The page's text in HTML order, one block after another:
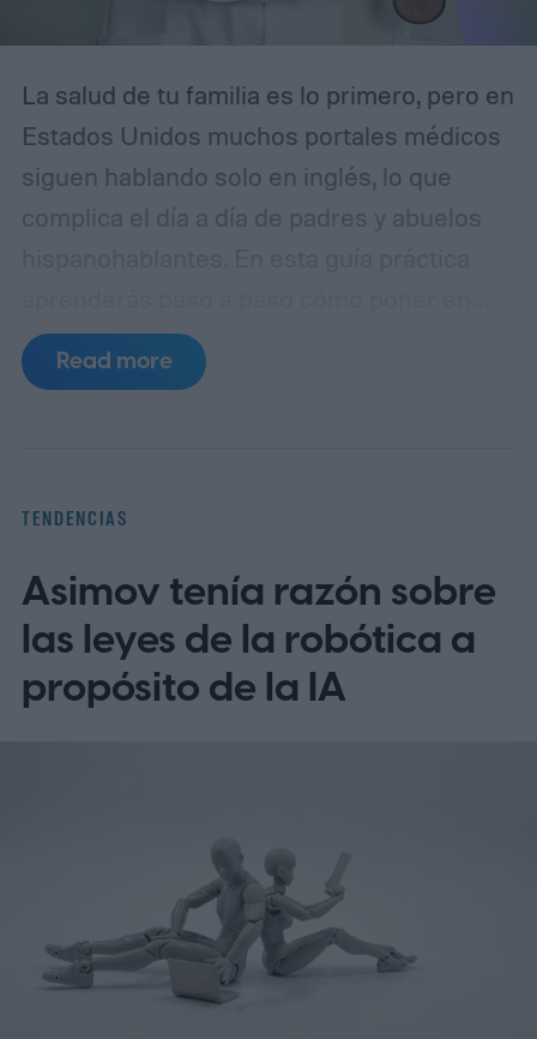
La salud de tu familia es lo primero, pero en
Estados Unidos muchos portales médicos
siguen hablando solo en inglés, lo que
complica el día a día de padres y abuelos
español MyChart (el portal de pacientes
basado en Epic), así como apps populares
Read more
TENDENCIAS
Asimov tenía razón sobre
las leyes de la robótica a
propósito de la IA